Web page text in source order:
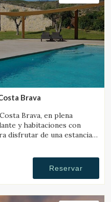
EN FR
Brava
Brava, en plena
y habitaciones con
disfrutar de una estancia
Reservar